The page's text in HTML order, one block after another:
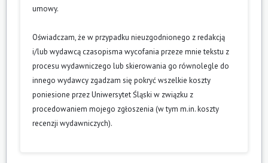
umowy.
Oświadczam, że w przypadku nieuzgodnionego z redakcją
i/lub wydawcą czasopisma wycofania przeze mnie tekstu z
procesu wydawniczego lub skierowania go równolegle do
innego wydawcy zgadzam się pokryć wszelkie koszty
poniesione przez Uniwersytet Śląski w związku z
procedowaniem mojego zgłoszenia (w tym m.in. koszty
recenzji wydawniczych).